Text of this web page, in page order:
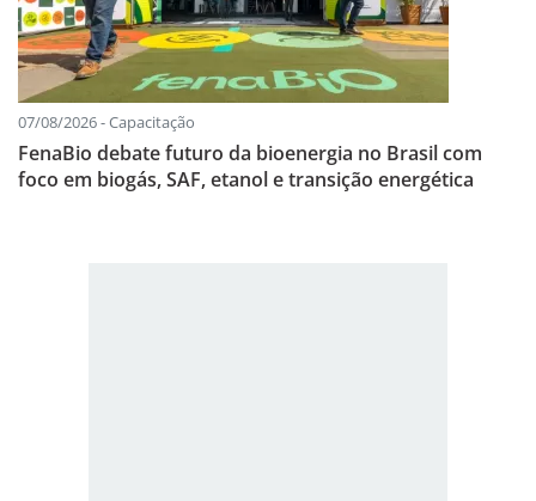
07/08/2026 - Capacitação
FenaBio debate futuro da bioenergia no Brasil com
foco em biogás, SAF, etanol e transição energética